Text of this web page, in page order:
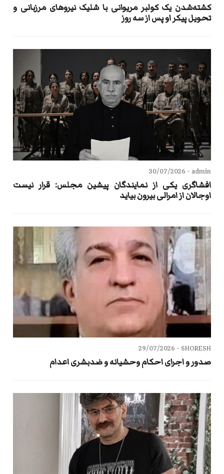
کشته‌شدن یک کولبر مریوانی با شلیک نیروهای مرزبانی و
تحویل پیکر او پس از سه روز
admin -
30/07/2026
افشاگری یکی از نمایندگان پیشین مجلس: قرار نیست
اوجالان از امرالی بیرون بیاید
SHORESH -
29/07/2026
صدور و اجرای احکام وحشیانه و ضدبشری اعدام